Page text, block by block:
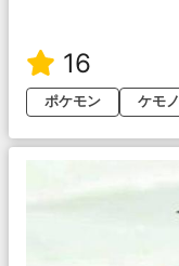
16
ポケモン
ケモノ